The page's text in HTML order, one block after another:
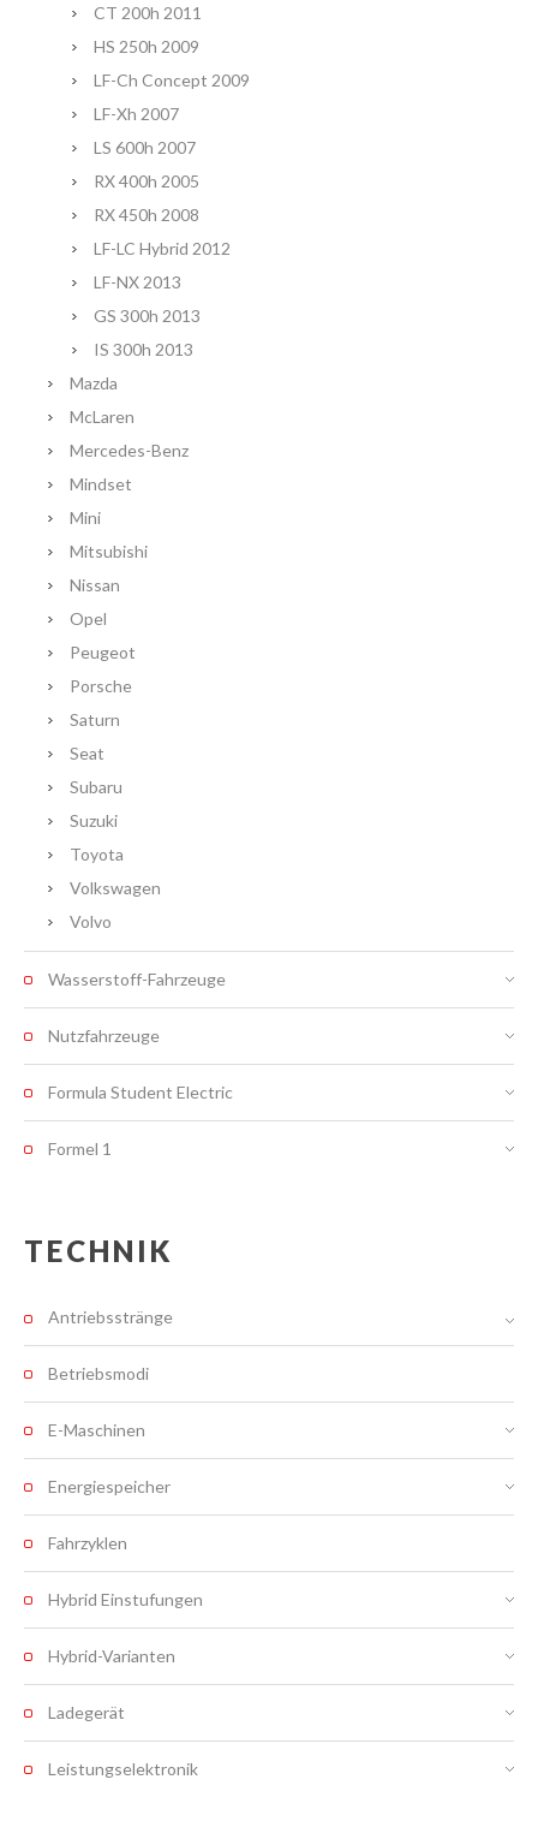
CT 200h 2011
HS 250h 2009
LF-Ch Concept 2009
LF-Xh 2007
LS 600h 2007
RX 400h 2005
RX 450h 2008
LF-LC Hybrid 2012
LF-NX 2013
GS 300h 2013
IS 300h 2013
Mazda
McLaren
Mercedes-Benz
Mindset
Mini
Mitsubishi
Nissan
Opel
Peugeot
Porsche
Saturn
Seat
Subaru
Suzuki
Toyota
Volkswagen
Volvo
Wasserstoff-Fahrzeuge
Nutzfahrzeuge
Formula Student Electric
Formel 1
TECHNIK
Antriebsstränge
Betriebsmodi
E-Maschinen
Energiespeicher
Fahrzyklen
Hybrid Einstufungen
Hybrid-Varianten
Ladegerät
Leistungselektronik